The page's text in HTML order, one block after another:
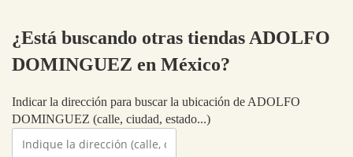
¿Está buscando otras tiendas ADOLFO
DOMINGUEZ en México?
Indicar la dirección para buscar la ubicación de ADOLFO
DOMINGUEZ (calle, ciudad, estado...)